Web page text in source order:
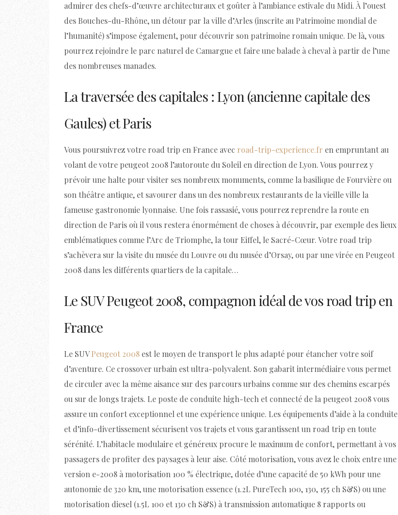
admirer des chefs-d’œuvre architecturaux et goûter à l’ambiance estivale du Midi. À l’ouest
des Bouches-du-Rhône, un détour par la ville d’Arles (inscrite au Patrimoine mondial de
l’humanité) s’impose également, pour découvrir son patrimoine romain unique. De là, vous
pourrez rejoindre le parc naturel de Camargue et faire une balade à cheval à partir de l’une
des nombreuses manades.
La traversée des capitales : Lyon (ancienne capitale des
Gaules) et Paris
Vous poursuivrez votre road trip en France avec road-trip-experience.fr en empruntant au
volant de votre peugeot 2008 l’autoroute du Soleil en direction de Lyon. Vous pourrez y
prévoir une halte pour visiter ses nombreux monuments, comme la basilique de Fourvière ou
son théâtre antique, et savourer dans un des nombreux restaurants de la vieille ville la
fameuse gastronomie lyonnaise. Une fois rassasié, vous pourrez reprendre la route en
direction de Paris où il vous restera énormément de choses à découvrir, par exemple des lieux
emblématiques comme l’Arc de Triomphe, la tour Eiffel, le Sacré-Cœur. Votre road trip
s’achèvera sur la visite du musée du Louvre ou du musée d’Orsay, ou par une virée en Peugeot
2008 dans les différents quartiers de la capitale…
Le SUV Peugeot 2008, compagnon idéal de vos road trip en
France
Le SUVPeugeot 2008 est le moyen de transport le plus adapté pour étancher votre soif
d’aventure. Ce crossover urbain est ultra-polyvalent. Son gabarit intermédiaire vous permet
de circuler avec la même aisance sur des parcours urbains comme sur des chemins escarpés
ou sur de longs trajets. Le poste de conduite high-tech et connecté de la peugeot 2008 vous
assure un confort exceptionnel et une expérience unique. Les équipements d’aide à la conduite
et d’info-divertissement sécurisent vos trajets et vous garantissent un road trip en toute
sérénité. L’habitacle modulaire et généreux procure le maximum de confort, permettant à vos
passagers de profiter des paysages à leur aise. Côté motorisation, vous avez le choix entre une
version e-2008 à motorisation 100 % électrique, dotée d’une capacité de 50 kWh pour une
autonomie de 320 km, une motorisation essence (1.2L PureTech 100, 130, 155 ch S&S) ou une
motorisation diesel (1.5L 100 et 130 ch S&S) à transmission automatique 8 rapports ou